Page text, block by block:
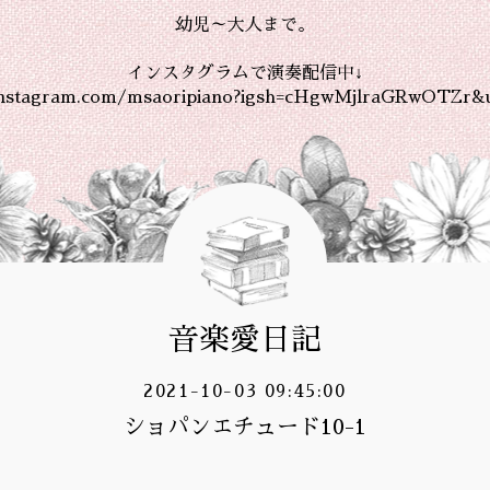
幼児～大人まで。
インスタグラムで演奏配信中↓
音楽愛日記
2021-10-03 09:45:00
ショパンエチュード10-1